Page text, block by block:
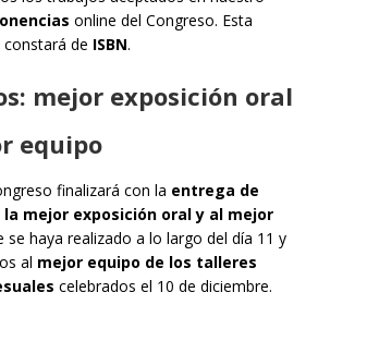
online del Congreso. Esta
de ISBN.
mejor exposición oral
equipo
finalizará con la entrega de
la mejor exposición oral y al mejor
se haya realizado a lo largo del día 11 y
al mejor equipo de los talleres
celebrados el 10 de diciembre.